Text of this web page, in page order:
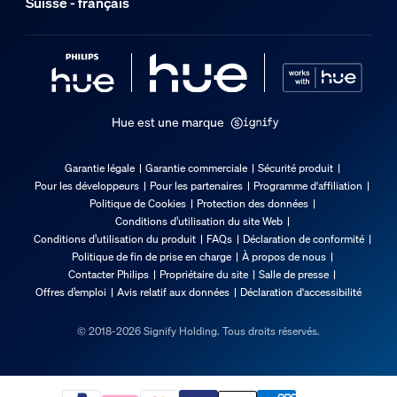
50'000
Plage de température ambiante
-20 à +45 °C
Durée de vie nominale
Humidité fonctionnement
5 %<H<95 % (sans condensation)
Température de fonctionnement
-20 °C à 45 °C
Options/accessoires inclus
Non
Hue est une marque
Garantie légale Garantie commerciale
Sécurité produit
Pour les développeurs
Pour les partenaires
Programme d'affiliation
Politique de Cookies
Protection des données
Conditions d’utilisation du site Web
Conditions d’utilisation du produit
FAQs
Déclaration de conformité
Politique de fin de prise en charge
À propos de nous
Contacter Philips
Propriétaire du site
Salle de presse
Offres d’emploi
Avis relatif aux données Déclaration d'accessibilité
© 2018-2026 Signify Holding. Tous droits réservés.